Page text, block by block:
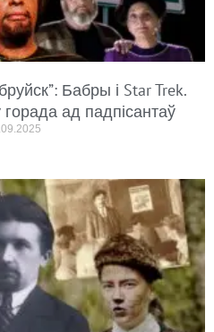
Бабры і Star Trek.
ад падпісантаў